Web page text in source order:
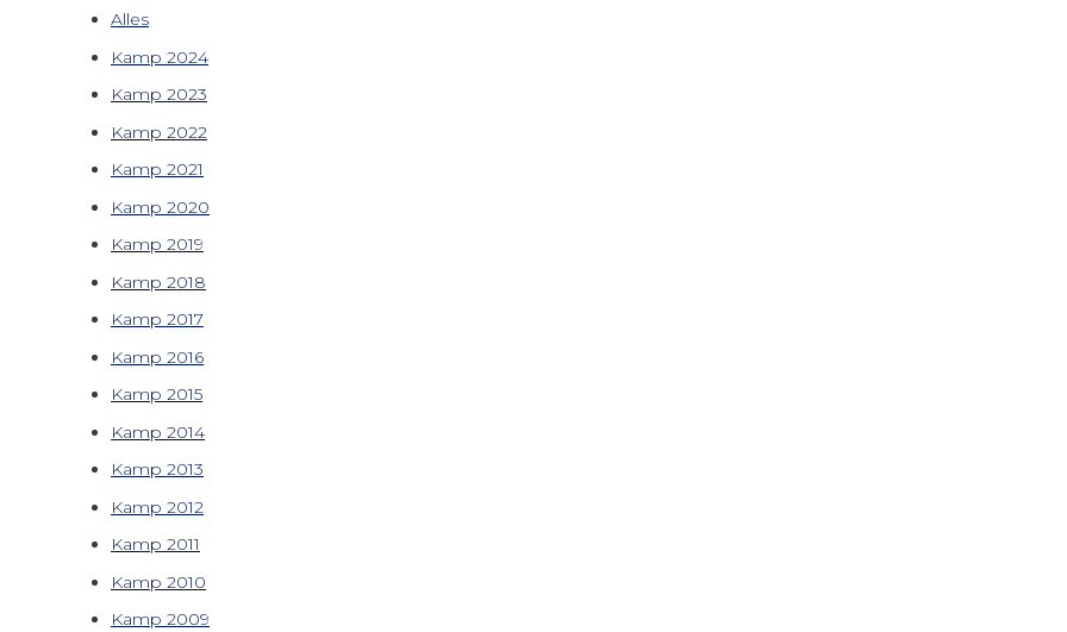
Alles
Kamp 2024
Kamp 2023
Kamp 2022
Kamp 2021
Kamp 2020
Kamp 2019
Kamp 2018
Kamp 2017
Kamp 2016
Kamp 2015
Kamp 2014
Kamp 2013
Kamp 2012
Kamp 2011
Kamp 2010
Kamp 2009